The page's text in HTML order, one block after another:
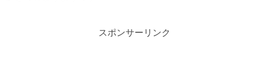
スポンサーリンク